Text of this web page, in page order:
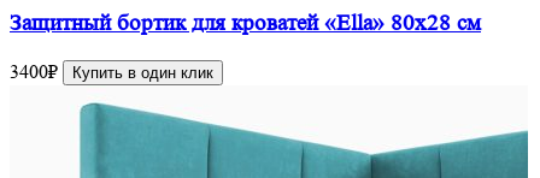
Защитный бортик для кроватей «Ella» 80х28 см
3400₽ Купить в один клик